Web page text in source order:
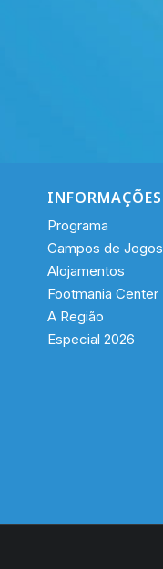
INFORMAÇÕES
Programa
Campos de Jogos
Alojamentos
Footmania Center
A Região
Especial 2026